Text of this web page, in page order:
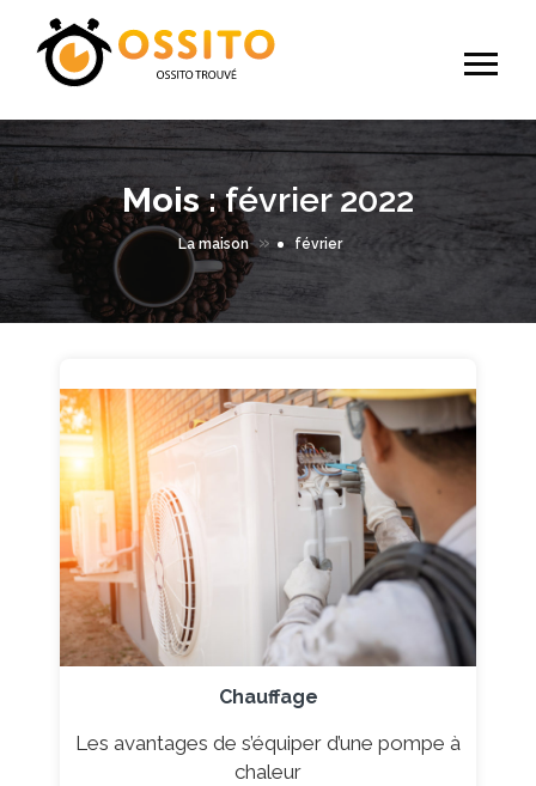
Mois :février 2022
La maison » février
Chauffage
Les avantages de s’équiper d’une pompe à
chaleur